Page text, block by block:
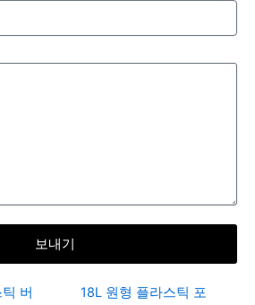
보내기
버
18L 원형 플라스틱 포